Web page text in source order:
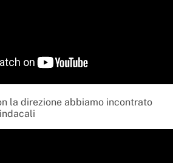
la direzione abbiamo incontrato